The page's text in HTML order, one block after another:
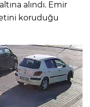
alındı. Emir
koruduğu